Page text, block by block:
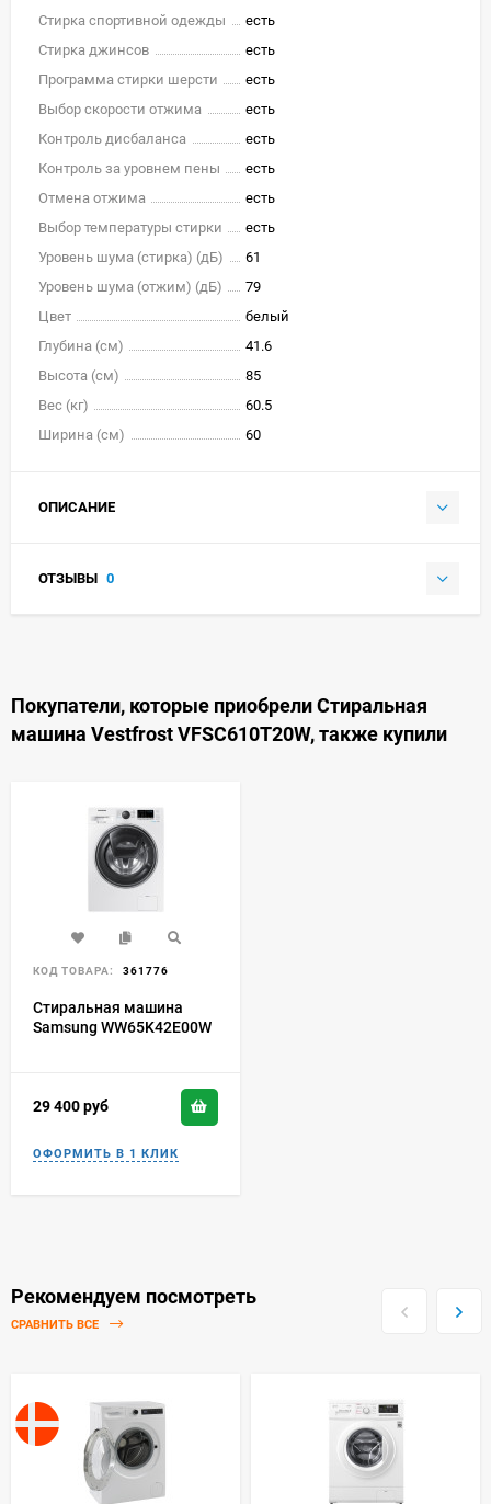
Стирка спортивной одежды
есть
Стирка джинсов
есть
Программа стирки шерсти
есть
Выбор скорости отжима
есть
Контроль дисбаланса
есть
Контроль за уровнем пены
есть
Отмена отжима
есть
Выбор температуры стирки
есть
Уровень шума (стирка) (дБ)
61
Уровень шума (отжим) (дБ)
79
Цвет
белый
Глубина (см)
41.6
Высота (см)
85
Вес (кг)
60.5
Ширина (см)
60
ОПИСАНИЕ
ОТЗЫВЫ 0
Покупатели, которые приобрели Стиральная
машина Vestfrost VFSC610T20W, также купили
КОД ТОВАРА: 361776
Стиральная машина
Samsung WW65K42E00W
29 400руб
Рекомендуем посмотреть
СРАВНИТЬ ВСЕ